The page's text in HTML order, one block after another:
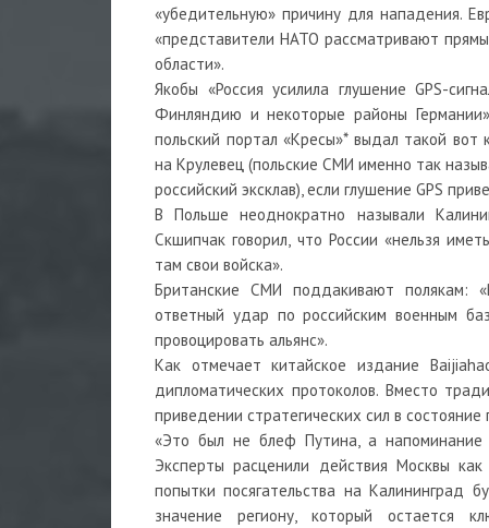
«убедительную» причину для нападения.
«представители НАТО рассматривают
области».
Якобы «Россия усилила глушение GPS-
Финляндию и некоторые районы
польский портал «Кресы»* выдал такой
на Крулевец (польские СМИ именно так
российский эксклав), если глушение GPS
В Польше неоднократно называли
Скшипчак говорил, что России «нельзя
там свои войска».
Британские СМИ поддакивают
ответный удар по российским военным
провоцировать альянс».
Как отмечает китайское издание
дипломатических протоколов. Вместо
приведении стратегических сил в
«Это был не блеф Путина, а
Эксперты расценили действия Москвы
попытки посягательства на Калининград
значение региону, который остается